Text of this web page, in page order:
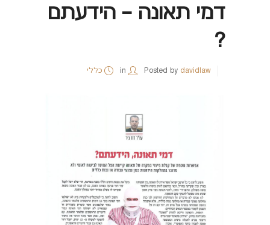
דמי תאונה – הידעתם
?
Posted by davidlaw
in כללי